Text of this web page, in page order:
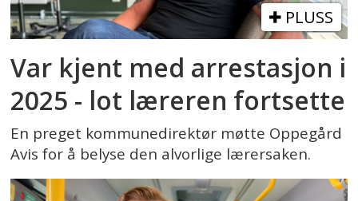
PLUSS
Var kjent med arrestasjon i
2025 - lot læreren fortsette
En preget kommunedirektør møtte Oppegård
Avis for å belyse den alvorlige lærersaken.